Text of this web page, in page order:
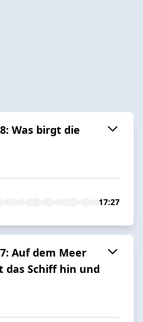
Was birgt die
17:27
Auf dem Meer
das Schiff hin und